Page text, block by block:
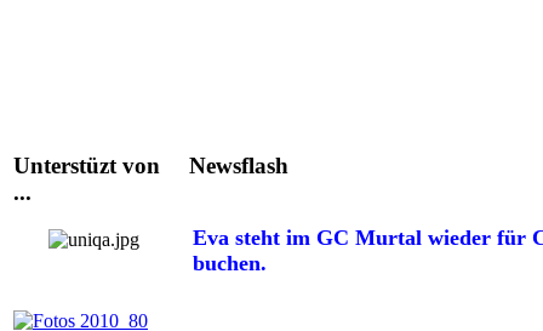
Unterstüzt von
...
Newsflash
Eva steht im GC Murtal wieder für
buchen.